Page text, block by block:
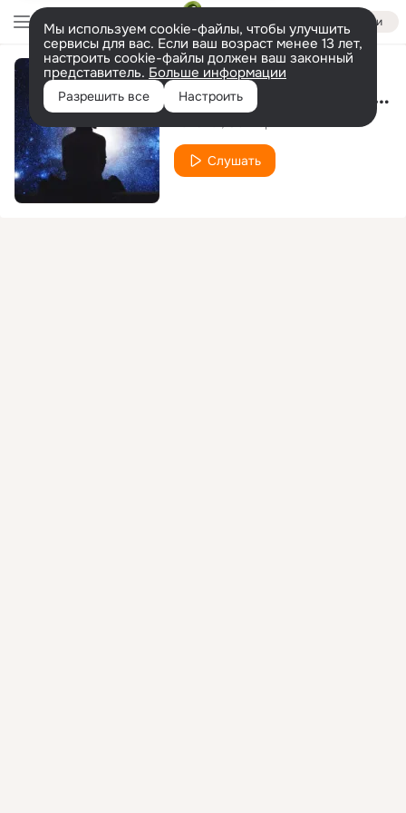
Войти
Мы используем cookie-файлы, чтобы улучшить
сервисы для вас. Если ваш возраст менее 13 лет,
настроить cookie-файлы должен ваш законный
представитель. Больше информации
Разрешить все Настроить Одинокая звезда (Dance version)
Слушать